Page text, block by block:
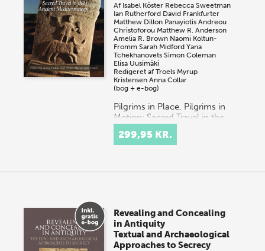
Af Isabel Köster Rebecca Sweetman
Ian Rutherford David Frankfurter
Matthew Dillon Panayiotis Andreou
Christoforou Matthew R. Anderson
Amelia R. Brown Naomi Koltun-
Fromm Sarah Midford Yana
Tchekhanovets Simon Coleman
Elisa Uusimäki
Redigeret afTroels Myrup
Kristensen Anna Collar
(bog + e-bog)
Pilgrims in Place, Pilgrims in
Motion: Sacred Travel in the
brings together
299,95 KR.
Revealing and Concealing
in Antiquity
Textual and Archaeological
Approaches to Secrecy